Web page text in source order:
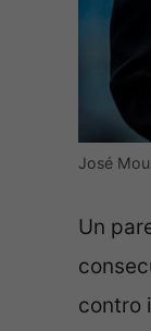
José
Un
contro